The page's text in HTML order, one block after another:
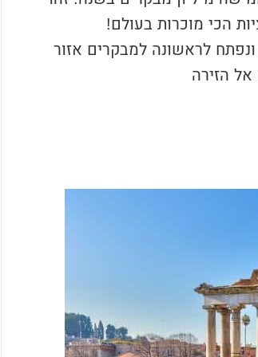
הכי מוכרות בעולם!
ונפתח לראשונה למבקרים אזור
הזירה